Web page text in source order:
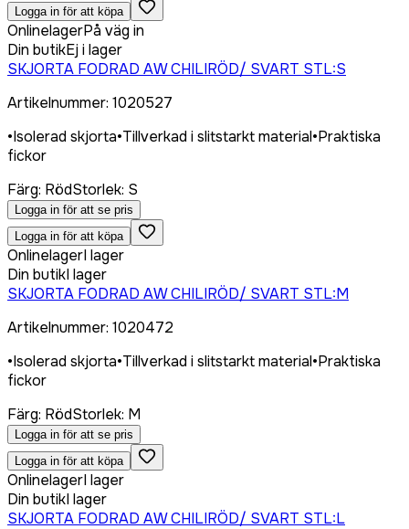
Logga in för att köpa
OnlinelagerPå väg in
Din butikEj i lager
SKJORTA FODRAD AW CHILIRÖD/ SVART STL:S
Artikelnummer: 1020527
•Isolerad skjorta•Tillverkad i slitstarkt material•Praktiska
fickor
Färg: RödStorlek: S
Logga in för att se pris
Logga in för att köpa
OnlinelagerI lager
Din butikI lager
SKJORTA FODRAD AW CHILIRÖD/ SVART STL:M
Artikelnummer: 1020472
•Isolerad skjorta•Tillverkad i slitstarkt material•Praktiska
fickor
Färg: RödStorlek: M
Logga in för att se pris
Logga in för att köpa
OnlinelagerI lager
Din butikI lager
SKJORTA FODRAD AW CHILIRÖD/ SVART STL:L